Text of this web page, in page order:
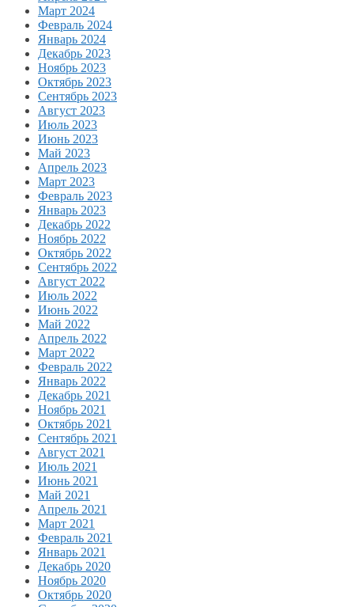
Март 2024
Февраль 2024
Январь 2024
Декабрь 2023
Ноябрь 2023
Октябрь 2023
Сентябрь 2023
Август 2023
Июль 2023
Июнь 2023
Май 2023
Апрель 2023
Март 2023
Февраль 2023
Январь 2023
Декабрь 2022
Ноябрь 2022
Октябрь 2022
Сентябрь 2022
Август 2022
Июль 2022
Июнь 2022
Май 2022
Апрель 2022
Март 2022
Февраль 2022
Январь 2022
Декабрь 2021
Ноябрь 2021
Октябрь 2021
Сентябрь 2021
Август 2021
Июль 2021
Июнь 2021
Май 2021
Апрель 2021
Март 2021
Февраль 2021
Январь 2021
Декабрь 2020
Ноябрь 2020
Октябрь 2020